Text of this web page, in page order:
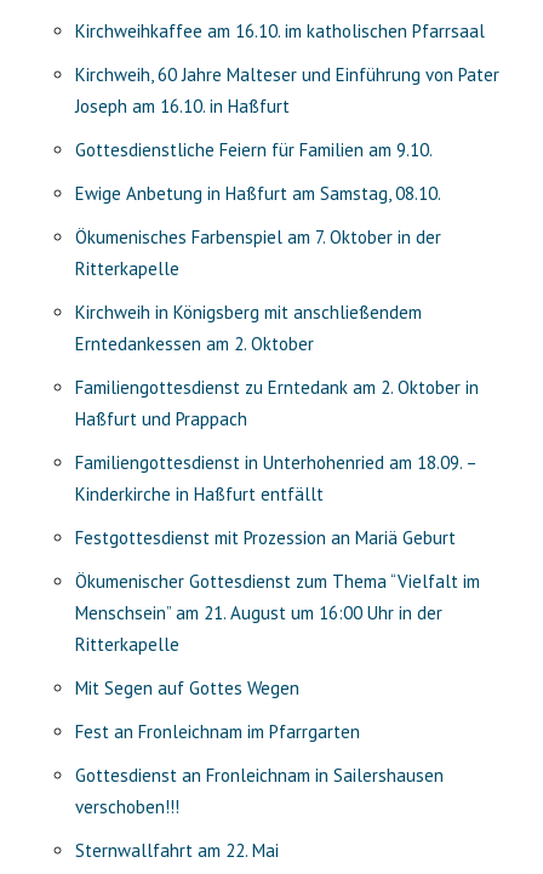
Kirchweihkaffee am 16.10. im katholischen Pfarrsaal
Kirchweih, 60 Jahre Malteser und Einführung von Pater
Joseph am 16.10. in Haßfurt
Gottesdienstliche Feiern für Familien am 9.10.
Ewige Anbetung in Haßfurt am Samstag, 08.10.
Ökumenisches Farbenspiel am 7. Oktober in der
Ritterkapelle
Kirchweih in Königsberg mit anschließendem
Erntedankessen am 2. Oktober
Familiengottesdienst zu Erntedank am 2. Oktober in
Haßfurt und Prappach
Familiengottesdienst in Unterhohenried am 18.09. –
Kinderkirche in Haßfurt entfällt
Festgottesdienst mit Prozession an Mariä Geburt
Ökumenischer Gottesdienst zum Thema “Vielfalt im
Menschsein” am 21. August um 16:00 Uhr in der
Ritterkapelle
Mit Segen auf Gottes Wegen
Fest an Fronleichnam im Pfarrgarten
Gottesdienst an Fronleichnam in Sailershausen
verschoben!!!
Sternwallfahrt am 22. Mai